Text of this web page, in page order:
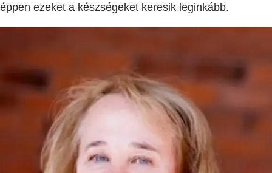
éppen ezeket a készségeket keresik leginkább.